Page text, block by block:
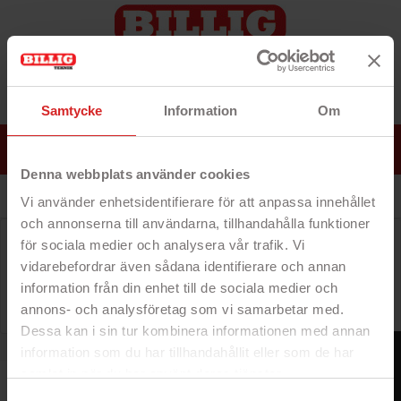
Samtycke Information Om
Denna webbplats använder cookies
Vi använder enhetsidentifierare för att anpassa innehållet
och annonserna till användarna, tillhandahålla funktioner
för sociala medier och analysera vår trafik. Vi
vidarebefordrar även sådana identifierare och annan
information från din enhet till de sociala medier och
annons- och analysföretag som vi samarbetar med.
Dessa kan i sin tur kombinera informationen med annan
information som du har tillhandahållit eller som de har
0
Kategorien er i øjeblikket tom
...og vi vil forsøge at besætte den så hurtigt som
muligt. I mellemtiden kan du navigere rundt på vores
websted på jagt efter andre fund!